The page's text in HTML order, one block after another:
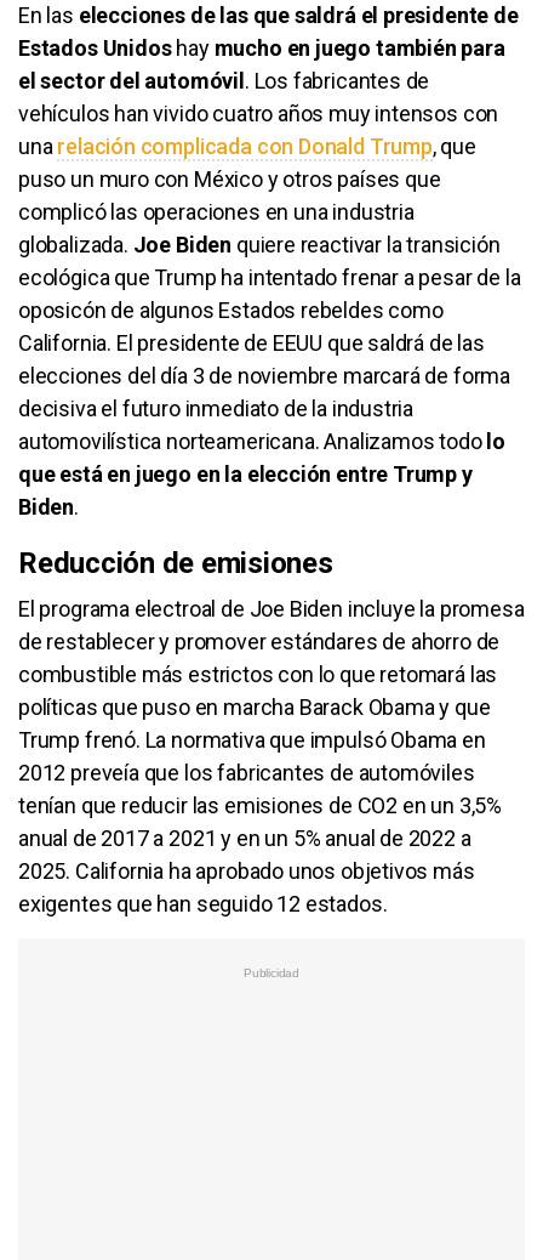
En las elecciones de las que saldrá el presidente de
Estados Unidoshay mucho en juego también para
el sector del automóvil. Los fabricantes de
vehículos han vivido cuatro años muy intensos con
una relación complicada con Donald Trump, que
puso un muro con México y otros países que
complicó las operaciones en una industria
globalizada. Joe Biden quiere reactivar la transición
ecológica que Trump ha intentado frenar a pesar de la
oposicón de algunos Estados rebeldes como
California. El presidente de EEUU que saldrá de las
elecciones del día 3 de noviembre marcará de forma
decisiva el futuro inmediato de la industria
automovilística norteamericana. Analizamos todolo
que está en juego en la elección entre Trump y
Biden.
Reducción de emisiones
El programa electroal de Joe Biden incluye la promesa
de restablecer y promover estándares de ahorro de
combustible más estrictos con lo que retomará las
políticas que puso en marcha Barack Obama y que
Trump frenó. La normativa que impulsó Obama en
2012 preveía que los fabricantes de automóviles
tenían que reducir las emisiones de CO2 en un 3,5%
anual de 2017 a 2021 y en un 5% anual de 2022 a
2025. California ha aprobado unos objetivos más
exigentes que han seguido 12 estados.